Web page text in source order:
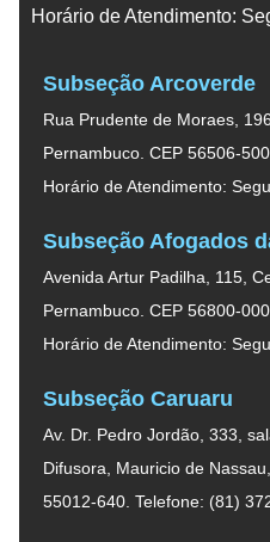
Horário de Atendimento:
Subseção Arcoverde
Rua Prudente de Moraes,
Pernambuco. CEP 56506-500.
Horário de Atendimento:
Subseção Afogados
Avenida Artur Padilha, 115,
Pernambuco. CEP 56800-000.
Horário de Atendimento:
Subseção Caruaru
Av. Dr. Pedro Jordão, 333,
Difusora, Mauricio de
55012-640. Telefone: (81)